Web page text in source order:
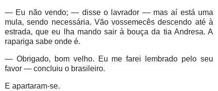
— Eu não vendo; — disse o lavrador — mas aí está uma
mula, sendo necessária. Vão vossemecês descendo até à
estrada, que eu lha mando sair à bouça da tia Andresa. A
rapariga sabe onde é.
— Obrigado, bom velho. Eu me farei lembrado pelo seu
favor — concluiu o brasileiro.
E apartaram-se.